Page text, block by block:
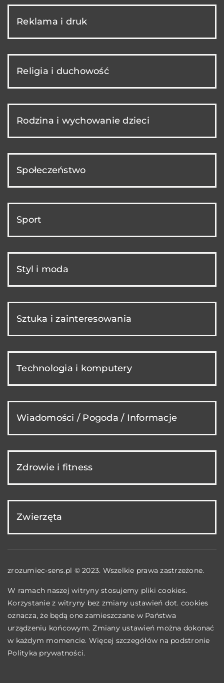
Reklama i druk
Religia i duchowość
Rodzina i wychowanie dzieci
Społeczeństwo
Sport
Styl i moda
Sztuka i zainteresowania
Technologia i komputery
Wiadomości / Pogoda / Informacje
Zdrowie i fitness
Zwierzęta
zrozumiec-sens.pl © 2023. Wszelkie prawa zastrzeżone.
W ramach naszej witryny stosujemy pliki cookies.
Korzystanie z witryny bez zmiany ustawień dot. cookies
oznacza, że będą one zamieszczane w Państwa
urządzeniu końcowym. Zmiany ustawień można dokonać
w każdym momencie. Więcej szczegółów na podstronie
Polityka prywatności.